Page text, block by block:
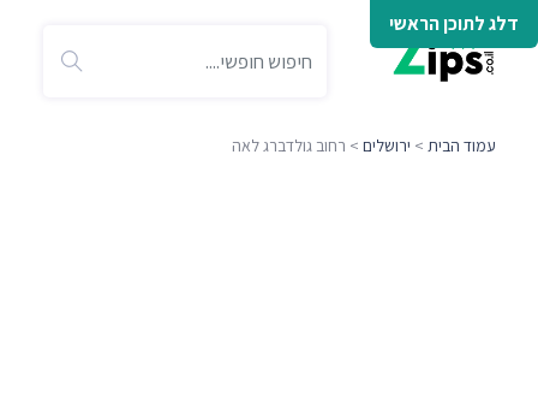
דלג לתוכן הראשי
עמוד הבית > ירושלים > רחוב גולדברג לאה